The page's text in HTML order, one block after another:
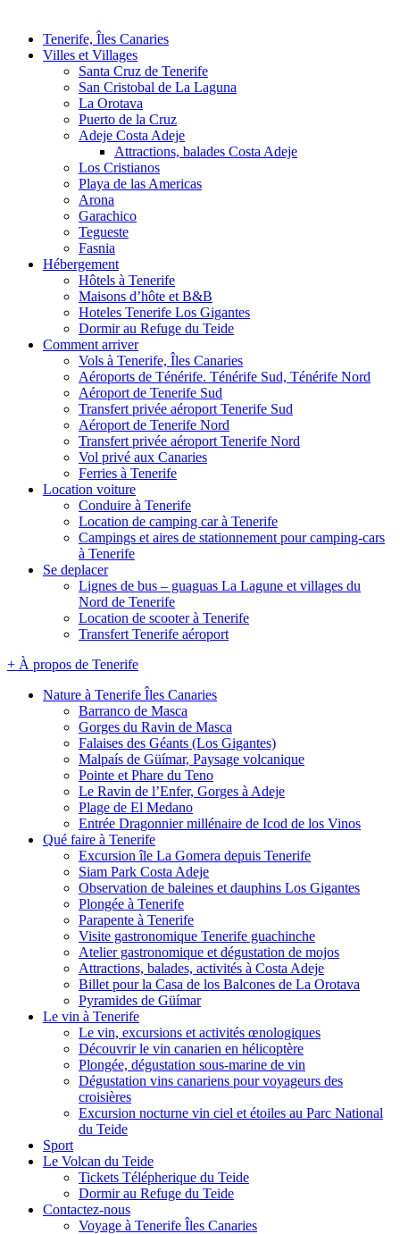
Tenerife, Îles Canaries
Villes et Villages
Santa Cruz de Tenerife
San Cristobal de La Laguna
La Orotava
Puerto de la Cruz
Adeje Costa Adeje
Attractions, balades Costa Adeje
Los Cristianos
Playa de las Americas
Arona
Garachico
Tegueste
Fasnia
Hébergement
Hôtels à Tenerife
Maisons d’hôte et B&B
Hoteles Tenerife Los Gigantes
Dormir au Refuge du Teide
Comment arriver
Vols à Tenerife, Îles Canaries
Aéroports de Ténérife. Ténérife Sud, Ténérife Nord
Aéroport de Tenerife Sud
Transfert privée aéroport Tenerife Sud
Aéroport de Tenerife Nord
Transfert privée aéroport Tenerife Nord
Vol privé aux Canaries
Ferries à Tenerife
Location voiture
Conduire à Tenerife
Location de camping car à Tenerife
Campings et aires de stationnement pour camping-cars
à Tenerife
Se deplacer
Lignes de bus – guaguas La Lagune et villages du
Nord de Tenerife
Location de scooter à Tenerife
Transfert Tenerife aéroport
+ À propos de Tenerife
Nature à Tenerife Îles Canaries
Barranco de Masca
Gorges du Ravin de Masca
Falaises des Géants (Los Gigantes)
Malpaís de Güímar, Paysage volcanique
Pointe et Phare du Teno
Le Ravin de l’Enfer, Gorges à Adeje
Plage de El Medano
Entrée Dragonnier millénaire de Icod de los Vinos
Qué faire à Tenerife
Excursion île La Gomera depuis Tenerife
Siam Park Costa Adeje
Observation de baleines et dauphins Los Gigantes
Plongée à Tenerife
Parapente à Tenerife
Visite gastronomique Tenerife guachinche
Atelier gastronomique et dégustation de mojos
Attractions, balades, activités à Costa Adeje
Billet pour la Casa de los Balcones de La Orotava
Pyramides de Güímar
Le vin à Tenerife
Le vin, excursions et activités œnologiques
Découvrir le vin canarien en hélicoptère
Plongée, dégustation sous-marine de vin
Dégustation vins canariens pour voyageurs des
croisières
Excursion nocturne vin ciel et étoiles au Parc National
du Teide
Sport
Le Volcan du Teide
Tickets Télépherique du Teide
Dormir au Refuge du Teide
Contactez-nous
Voyage à Tenerife Îles Canaries